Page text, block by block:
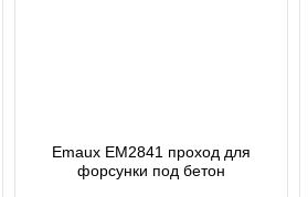
Emaux EM2841 проход для
форсунки под бетон